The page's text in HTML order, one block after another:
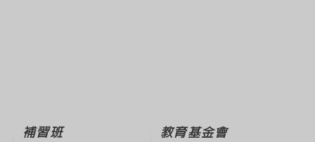
補習班 教育基金會